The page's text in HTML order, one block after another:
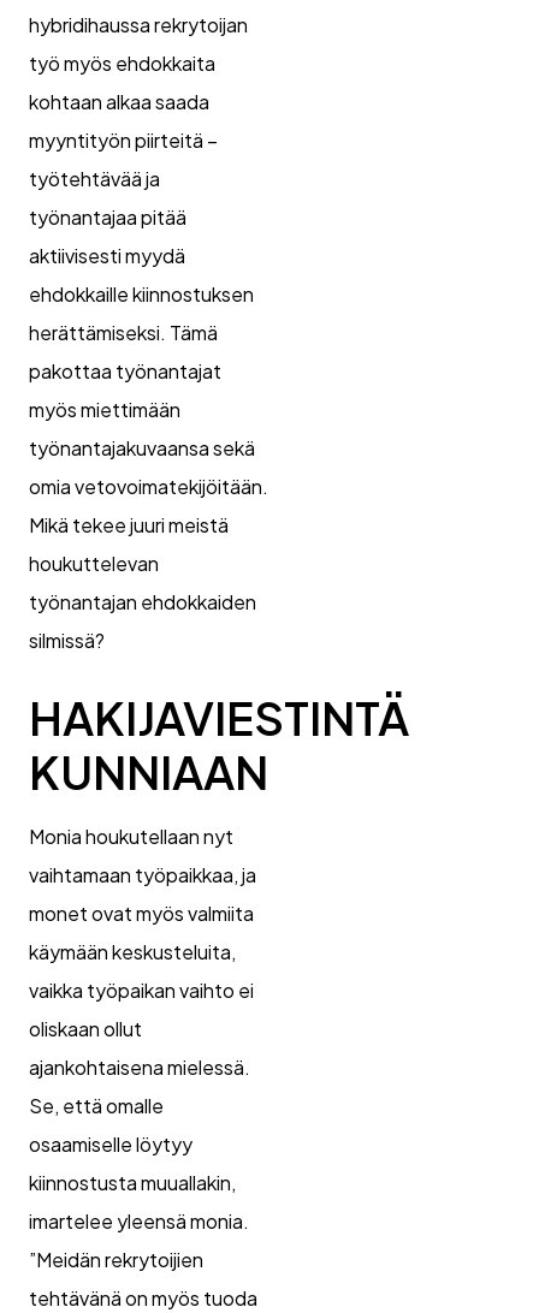
hybridihaussa rekrytoijan
työ myös ehdokkaita
kohtaan alkaa saada
myyntityön piirteitä –
työtehtävää ja
työnantajaa pitää
aktiivisesti myydä
ehdokkaille kiinnostuksen
herättämiseksi. Tämä
pakottaa työnantajat
myös miettimään
työnantajakuvaansa sekä
omia vetovoimatekijöitään.
Mikä tekee juuri meistä
houkuttelevan
työnantajan ehdokkaiden
silmissä?
HAKIJAVIESTINTÄ
KUNNIAAN
Monia houkutellaan nyt
vaihtamaan työpaikkaa, ja
monet ovat myös valmiita
käymään keskusteluita,
vaikka työpaikan vaihto ei
oliskaan ollut
ajankohtaisena mielessä.
Se, että omalle
osaamiselle löytyy
kiinnostusta muuallakin,
imartelee yleensä monia.
”Meidän rekrytoijien
tehtävänä on myös tuoda